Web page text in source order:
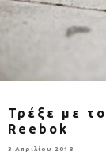
Τρέξε με
Reebok
3 Απριλίου 2018